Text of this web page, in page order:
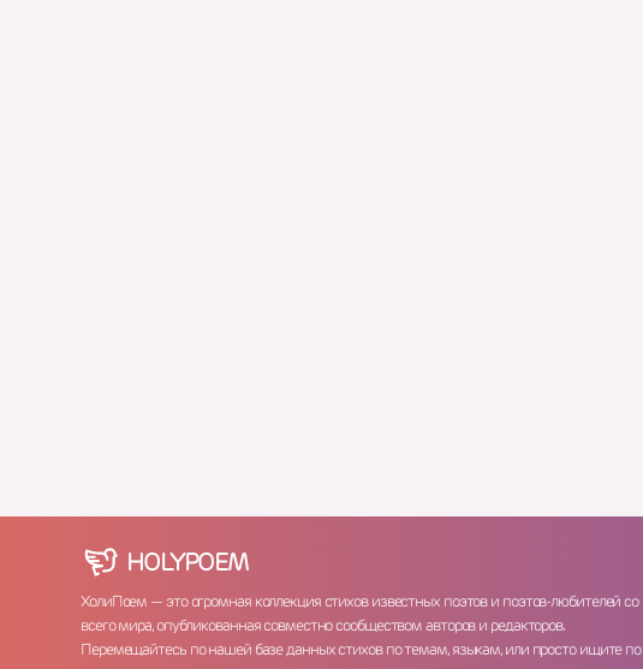
HOLYPOEM
ХолиПоем — это огромная коллекция стихов известных поэтов и поэтов-любителей со
всего мира, опубликованная совместно сообществом авторов и редакторов.
Перемещайтесь по нашей базе данных стихов по темам, языкам, или просто ищите по